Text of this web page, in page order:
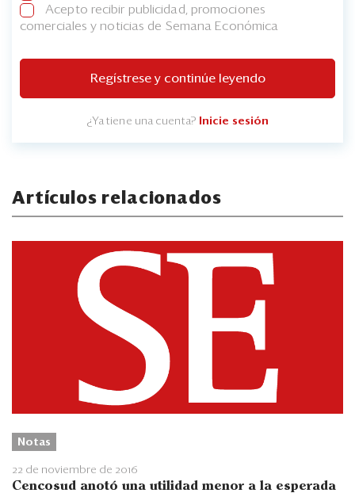
Acepto recibir publicidad, promociones
comerciales y noticias de Semana Económica
Regístrese y continúe leyendo
¿Ya tiene una cuenta? Inicie sesión
Artículos relacionados
Notas
22 de noviembre de 2016
Cencosud anotó una utilidad menor a la esperada